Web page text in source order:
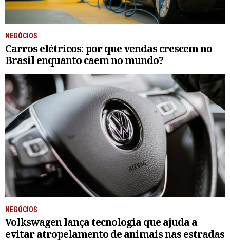
NEGÓCIOS
Carros elétricos: por que vendas crescem no
Brasil enquanto caem no mundo?
NEGÓCIOS
Volkswagen lança tecnologia que ajuda a
evitar atropelamento de animais nas estradas